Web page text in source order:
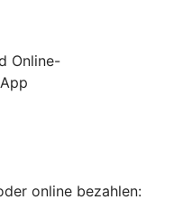
Online-
online bezahlen: